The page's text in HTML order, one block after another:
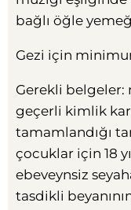
bağlı öğle
Gezi için
Gerekli
geçerli kimlik
tamamlandığı
çocuklar için 18
ebeveynsiz
tasdikli